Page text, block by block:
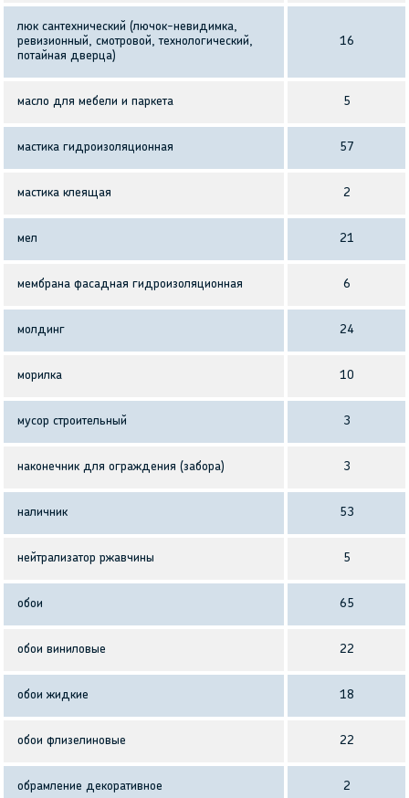
люк сантехнический (лючок-невидимка,
ревизионный, смотровой, технологический,
потайная дверца)
16
масло для мебели и паркета 5
мастика гидроизоляционная 57
мастика клеящая 2
мел 21
мембрана фасадная гидроизоляционная 6
молдинг 24
морилка 10
мусор строительный 3
наконечник для ограждения (забора) 3
наличник 53
нейтрализатор ржавчины 5
обои 65
обои виниловые 22
обои жидкие 18
обои флизелиновые 22
обрамление декоративное 2